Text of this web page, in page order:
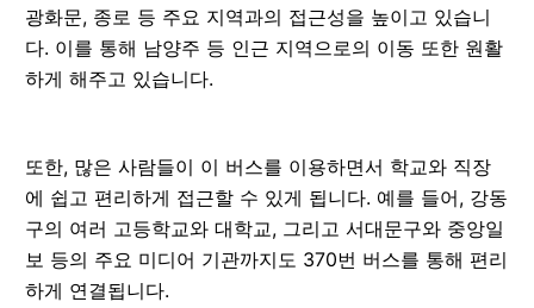
광화문, 종로 등 주요 지역과의 접근성을 높이고 있습니
다. 이를 통해 남양주 등 인근 지역으로의 이동 또한 원활
하게 해주고 있습니다.
또한, 많은 사람들이 이 버스를 이용하면서 학교와 직장
에 쉽고 편리하게 접근할 수 있게 됩니다. 예를 들어, 강동
구의 여러 고등학교와 대학교, 그리고 서대문구와 중앙일
보 등의 주요 미디어 기관까지도 370번 버스를 통해 편리
하게 연결됩니다.